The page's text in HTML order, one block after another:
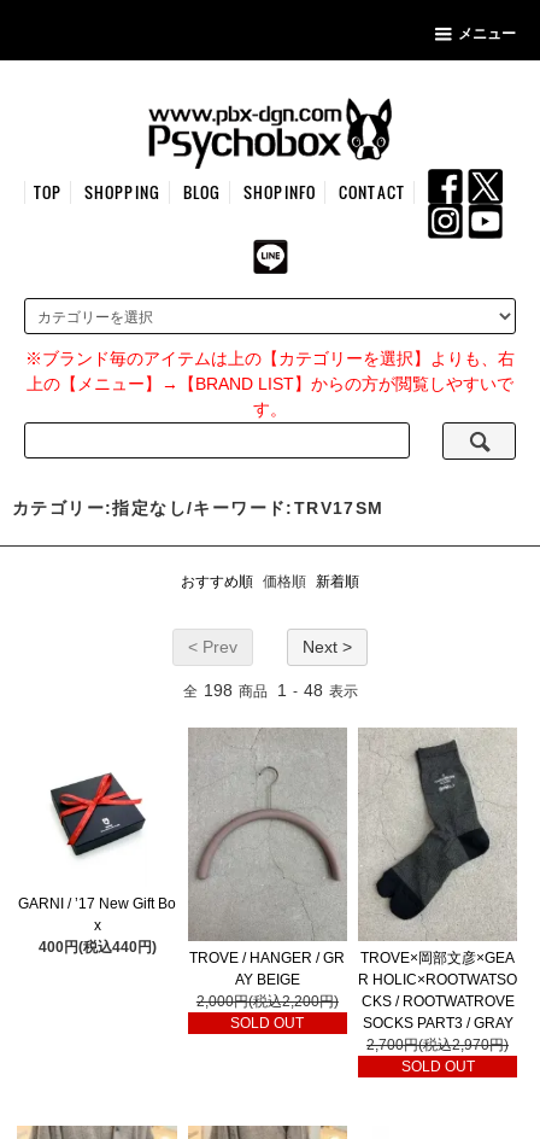
メニュー
TOP SHOPPING BLOG SHOPINFO CONTACT
※ブランド毎のアイテムは上の【カテゴリーを選択】よりも、右
上の【メニュー】→【BRAND LIST】からの方が閲覧しやすいで
す。
カテゴリー:指定なし/キーワード:TRV17SM
おすすめ順 価格順 新着順
< Prev Next >
全 198 商品 1 - 48 表示
GARNI / ’17 New Gift Bo
x
400円(税込440円)
TROVE / HANGER / GR
AY BEIGE
2,000円(税込2,200円)
SOLD OUT
TROVE×岡部文彦×GEA
R HOLIC×ROOTWATSO
CKS / ROOTWATROVE
SOCKS PART3 / GRAY
2,700円(税込2,970円)
SOLD OUT